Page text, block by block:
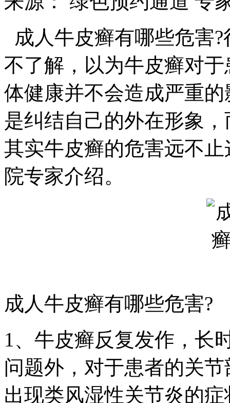
成人牛皮癣有哪些危害
不了解，以为牛皮癣对
体健康并不会造成严重
是纠结自己的外在形象
其实牛皮癣的危害远不
院专家介绍。
成人牛皮癣有哪些危害?
1、牛皮癣反复发作，长
问题外，对于患者的关
出现类风湿性关节炎的